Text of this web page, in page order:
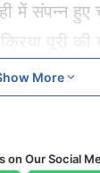
में संपन्न
पूरी की
सरकार और
ने
More
on Our Social